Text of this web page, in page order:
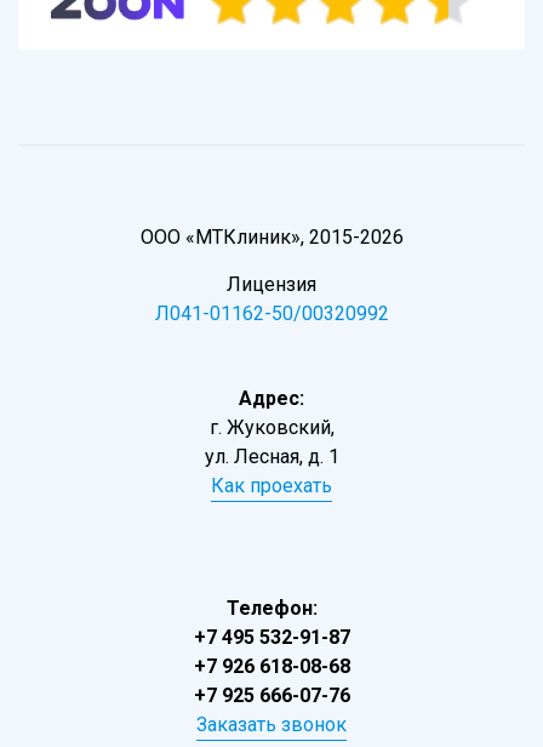
ООО «МТКлиник», 2015-2026
Лицензия
Л041-01162-50/00320992
Адрес:
г. Жуковский,
ул. Лесная, д. 1
Как проехать
Телефон:
+7 495 532-91-87
+7 926 618-08-68
+7 925 666-07-76
Заказать звонок